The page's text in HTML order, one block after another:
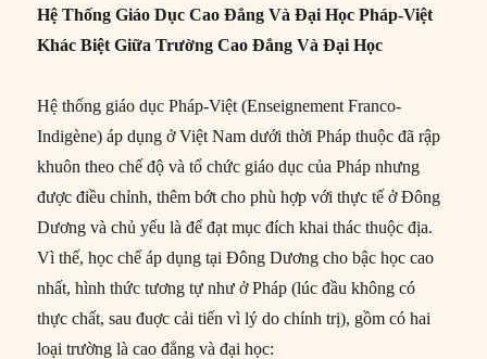
Hệ Thống Giáo Dục Cao Đẳng Và Đại Học Pháp-Việt
Khác Biệt Giữa Trường Cao Đẳng Và Đại Học
Hệ thống giáo dục Pháp-Việt (Enseignement Franco-
Indigène) áp dụng ở Việt Nam dưới thời Pháp thuộc đã rập
khuôn theo chế độ và tổ chức giáo dục của Pháp nhưng
được điều chỉnh, thêm bớt cho phù hợp với thực tế ở Đông
Dương và chủ yếu là để đạt mục đích khai thác thuộc địa.
Vì thế, học chế áp dụng tại Đông Dương cho bậc học cao
nhất, hình thức tương tự như ở Pháp (lúc đầu không có
thực chất, sau đuợc cải tiến vì lý do chính trị), gồm có hai
loại trường là cao đẳng và đại học: